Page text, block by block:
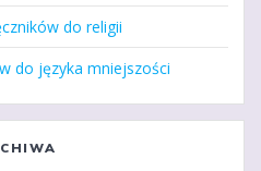
do religii
do języka mniejszości